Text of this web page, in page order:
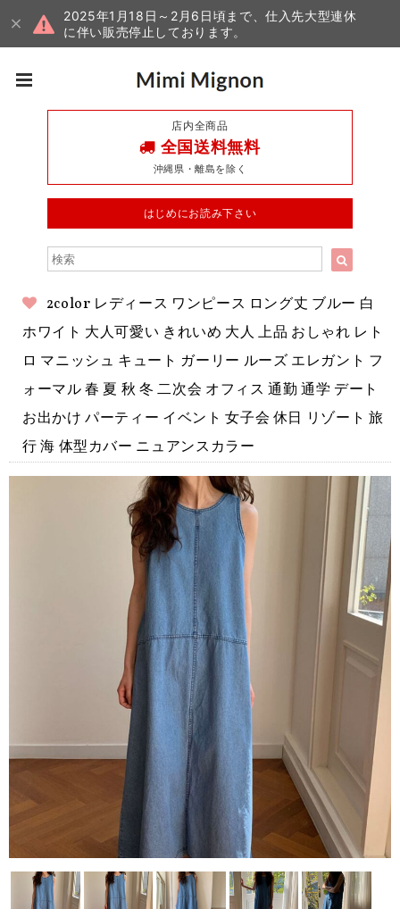
2025年1月18日～2月6日頃まで、仕入先大型連休
に伴い販売停止しております。
店内全商品
全国送料無料
沖縄県・離島を除く
はじめにお読み下さい
2color レディース ワンピース ロング丈 ブルー 白
ホワイト 大人可愛い きれいめ 大人 上品 おしゃれ レト
ロ マニッシュ キュート ガーリー ルーズ エレガント フ
ォーマル 春 夏 秋 冬 二次会 オフィス 通勤 通学 デート
お出かけ パーティー イベント 女子会 休日 リゾート 旅
行 海 体型カバー ニュアンスカラー